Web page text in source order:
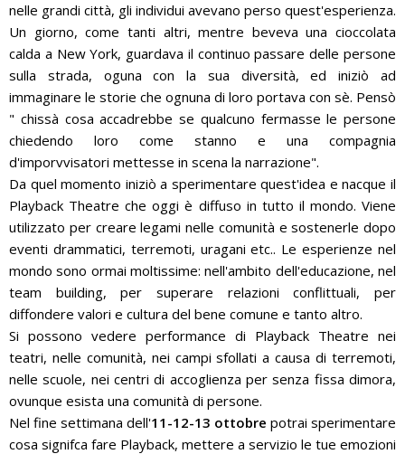
nelle grandi città, gli individui avevano perso quest'esperienza.
Un giorno, come tanti altri, mentre beveva una cioccolata
calda a New York, guardava il continuo passare delle persone
sulla strada, oguna con la sua diversità, ed iniziò ad
immaginare le storie che ognuna di loro portava con sè. Pensò
" chissà cosa accadrebbe se qualcuno fermasse le persone
chiedendo loro come stanno e una compagnia
d'imporvvisatori mettesse in scena la narrazione".
Da quel momento iniziò a sperimentare quest'idea e nacque il
Playback Theatre che oggi è diffuso in tutto il mondo. Viene
utilizzato per creare legami nelle comunità e sostenerle dopo
eventi drammatici, terremoti, uragani etc.. Le esperienze nel
mondo sono ormai moltissime: nell'ambito dell'educazione, nel
team building, per superare relazioni conflittuali, per
diffondere valori e cultura del bene comune e tanto altro.
Si possono vedere performance di Playback Theatre nei
teatri, nelle comunità, nei campi sfollati a causa di terremoti,
nelle scuole, nei centri di accoglienza per senza fissa dimora,
ovunque esista una comunità di persone.
Nel fine settimana dell'11-12-13 ottobre potrai sperimentare
cosa signifca fare Playback, mettere a servizio le tue emozioni